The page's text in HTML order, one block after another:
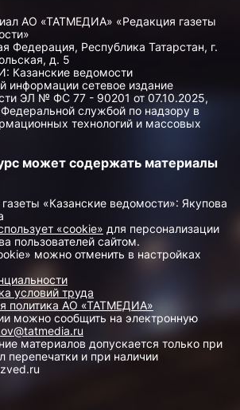
АО «ТАТМЕДИА» «Редакция газеты
Федерация, Республика Татарстан, г.
д. 5
Казанские ведомости
информации сетевое издание
ЭЛ № ФС 77 - 90201 от 07.10.2025,
службой по надзору в
технологий и массовых
может содержать материалы
«Казанские ведомости»: Якупова
«cookie» для персонализации
пользователей сайтом.
можно отменить в настройках
условий труда
политика АО «ТАТМЕДИА»
можно сообщить на электронную
материалов допускается только при
перепечатки и при наличии